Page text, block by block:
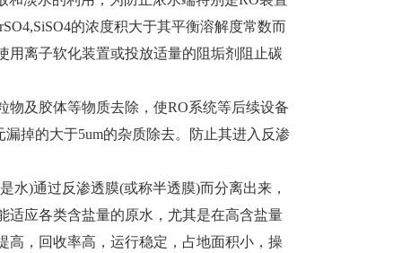
的浓度积大于其平衡溶解度常数而
用离子软化装置或投放适量的阻垢剂阻止碳
及胶体等物质去除，使RO系统等后续设备
掉的大于5um的杂质除去。防止其进入反渗
)通过反渗透膜(或称半透膜)而分离出来，
适应各类含盐量的原水，尤其是在高含盐量
高，回收率高，运行稳定，占地面积小，操